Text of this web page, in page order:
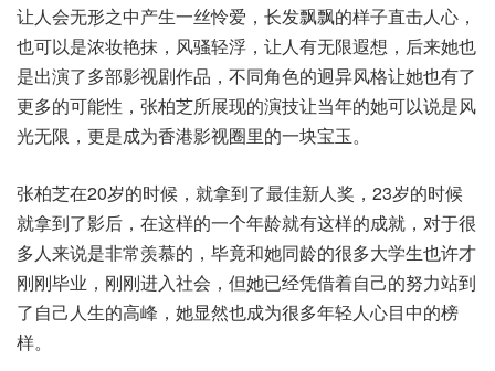
让人会无形之中产生一丝怜爱，长发飘飘的样子直击人心，
也可以是浓妆艳抹，风骚轻浮，让人有无限遐想，后来她也
是出演了多部影视剧作品，不同角色的迥异风格让她也有了
更多的可能性，张柏芝所展现的演技让当年的她可以说是风
光无限，更是成为香港影视圈里的一块宝玉。
张柏芝在20岁的时候，就拿到了最佳新人奖，23岁的时候
就拿到了影后，在这样的一个年龄就有这样的成就，对于很
多人来说是非常羡慕的，毕竟和她同龄的很多大学生也许才
刚刚毕业，刚刚进入社会，但她已经凭借着自己的努力站到
了自己人生的高峰，她显然也成为很多年轻人心目中的榜
样。